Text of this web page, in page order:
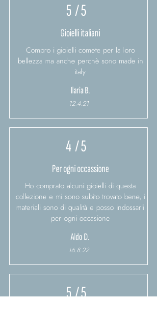
5/ 5
Gioielli italiani
Compro i gioielli comete per la loro
bellezza ma anche perchè sono made in
italy
Ilaria B.
12.4.21
4/ 5
Per ogni occassione
Ho comprato alcuni gioielli di questa
collezione e mi sono subito trovato bene, i
materiali sono di qualità e posso indossarli
per ogni occasione
Aldo D.
16.8.22
5/ 5